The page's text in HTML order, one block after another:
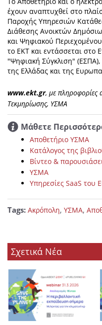
έχουν αναπτυχθεί στο
Παροχής Υπηρεσιών
Διάθεσης Ανοικτών
και Ψηφιακού
το ΕΚΤ και εντάσσεται στο
"Ψηφιακή Σύγκλιση"
της Ελλάδας και της
www.ekt.gr, με πληροφορίες
Τεκμηρίωσης, ΥΣΜΑ
Μάθετε
Αποθετήριο ΥΣΜΑ
Κατάλογος της
Βίντεο &
ΥΣΜΑ
Υπηρεσίες SaaS του
Tags: Ακρόπολη, ΥΣΜΑ,
Σχετικά Νέα